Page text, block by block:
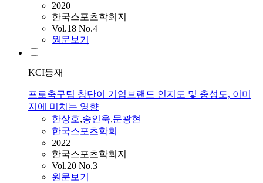
2020
한국스포츠학회지
Vol.18 No.4
원문보기
KCI등재
프로축구팀 창단이 기업브랜드 인지도 및 충성도, 이미
지에 미치는 영향
한상호,송인욱,문광현
한국스포츠학회
2022
한국스포츠학회지
Vol.20 No.3
원문보기